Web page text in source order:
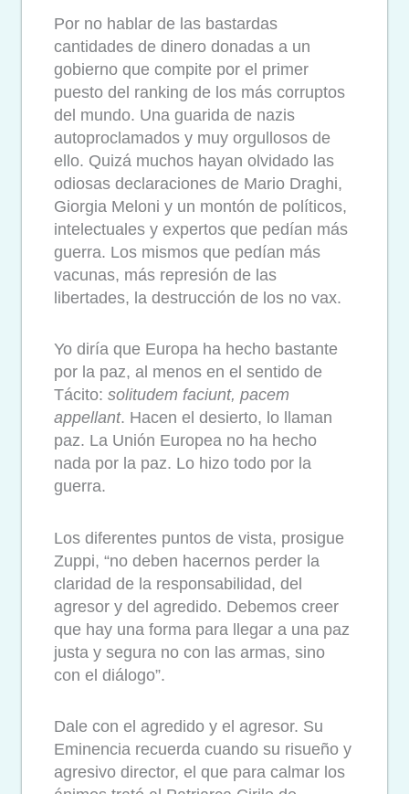
Por no hablar de las bastardas
cantidades de dinero donadas a un
gobierno que compite por el primer
puesto del ranking de los más corruptos
del mundo. Una guarida de nazis
autoproclamados y muy orgullosos de
ello. Quizá muchos hayan olvidado las
odiosas declaraciones de Mario Draghi,
Giorgia Meloni y un montón de políticos,
intelectuales y expertos que pedían más
guerra. Los mismos que pedían más
vacunas, más represión de las
libertades, la destrucción de los no vax.
Yo diría que Europa ha hecho bastante
por la paz, al menos en el sentido de
Tácito: solitudem faciunt, pacem
appellant. Hacen el desierto, lo llaman
paz. La Unión Europea no ha hecho
nada por la paz. Lo hizo todo por la
guerra.
Los diferentes puntos de vista, prosigue
Zuppi, “no deben hacernos perder la
claridad de la responsabilidad, del
agresor y del agredido. Debemos creer
que hay una forma para llegar a una paz
justa y segura no con las armas, sino
con el diálogo”.
Dale con el agredido y el agresor. Su
Eminencia recuerda cuando su risueño y
agresivo director, el que para calmar los